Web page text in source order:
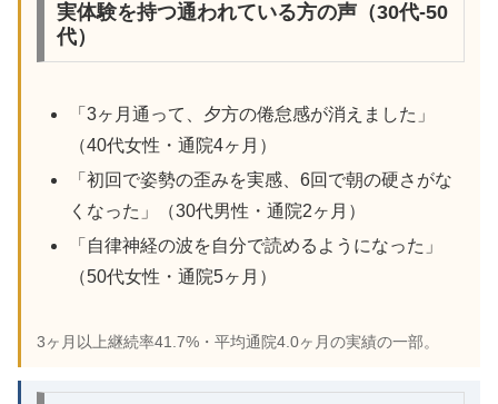
実体験を持つ通われている方の声（30代-50
代）
「3ヶ月通って、夕方の倦怠感が消えました」
（40代女性・通院4ヶ月）
「初回で姿勢の歪みを実感、6回で朝の硬さがな
くなった」（30代男性・通院2ヶ月）
「自律神経の波を自分で読めるようになった」
（50代女性・通院5ヶ月）
3ヶ月以上継続率41.7%・平均通院4.0ヶ月の実績の一部。